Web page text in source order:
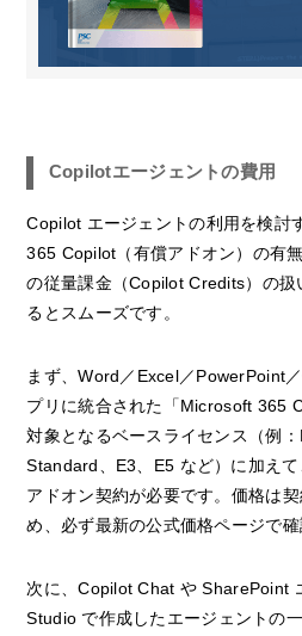
Copilotエージェントの費用
Copilot エージェントの利用を検討
365 Copilot（有償アドオン）の有
の従量課金（Copilot Credits）の扱
るとスムーズです。
まず、Word／Excel／PowerPoint
プリに統合された「Microsoft 365
対象となるベースライセンス（例
Standard、E3、E5 など）に加え
アドオン契約が必要です。価格は
め、必ず最新の公式価格ページで確
次に、Copilot Chat や SharePoint
Studio で作成したエージェントの